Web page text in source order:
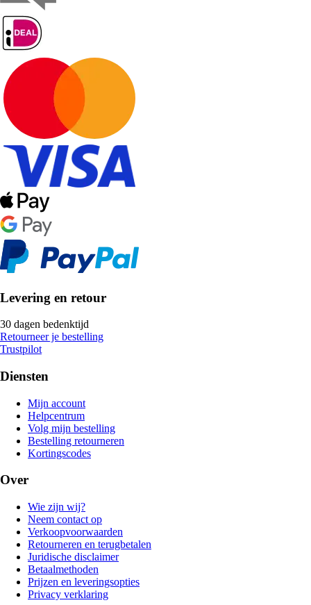
Levering en retour
30 dagen bedenktijd
Retourneer je bestelling
Trustpilot
Diensten
Mijn account
Helpcentrum
Volg mijn bestelling
Bestelling retourneren
Kortingscodes
Over
Wie zijn wij?
Neem contact op
Verkoopvoorwaarden
Retourneren en terugbetalen
Juridische disclaimer
Betaalmethoden
Prijzen en leveringsopties
Privacy verklaring